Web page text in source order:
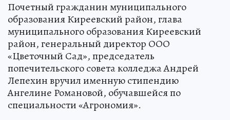
Почетный гражданин муниципального
образования Киреевский район, глава
муниципального образования Киреевский
район, генеральный директор ООО
«Цветочный Сад», председатель
попечительского совета колледжа Андрей
Лепехин вручил именную стипендию
Ангелине Романовой, обучавшейся по
специальности «Агрономия».